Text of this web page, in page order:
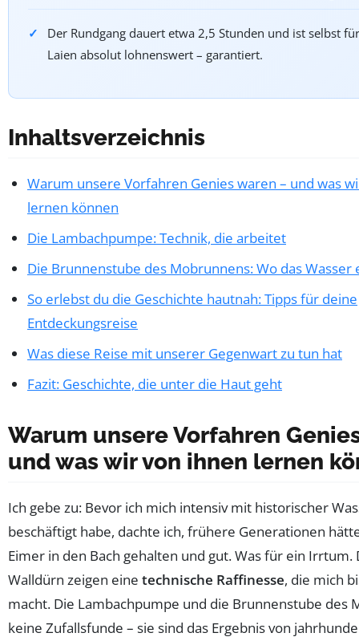
Der Rundgang dauert etwa 2,5 Stunden und ist selbst
Laien absolut lohnenswert – garantiert.
Inhaltsverzeichnis
Warum unsere Vorfahren Genies waren – und was
lernen können
Die Lambachpumpe: Technik, die arbeitet
Die Brunnenstube des Mobrunnens: Wo das Wasser
So erlebst du die Geschichte hautnah: Tipps für deine
Entdeckungsreise
Was diese Reise mit unserer Gegenwart zu tun hat
Fazit: Geschichte, die unter die Haut geht
Warum unsere Vorfahren
und was wir von ihnen lernen
Ich gebe zu: Bevor ich mich intensiv mit historischer
beschäftigt habe, dachte ich, frühere Generationen
Eimer in den Bach gehalten und gut. Was für ein Irrtum.
Walldürn zeigen eine technische Raffinesse, die mich
macht. Die Lambachpumpe und die Brunnenstube des
keine Zufallsfunde – sie sind das Ergebnis von